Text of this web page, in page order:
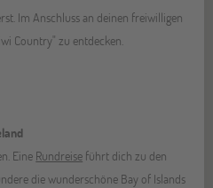
Im Anschluss an deinen freiwilligen
Country" zu entdecken.
Eine Rundreise führt dich zu den
die wunderschöne Bay of Islands